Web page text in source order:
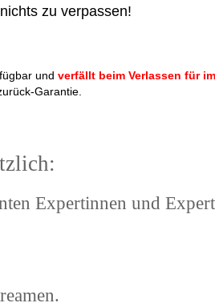
zu verpassen!
und verfällt beim Verlassen für
Garantie.
Expertinnen und